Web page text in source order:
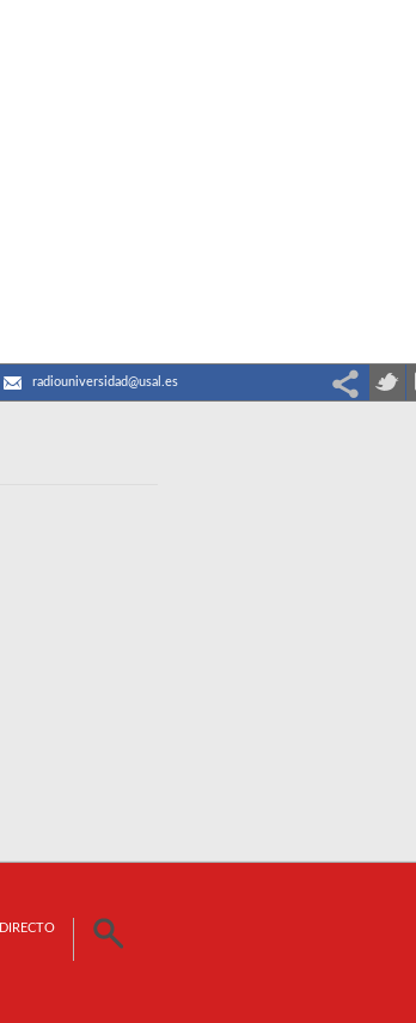
radiouniversidad@usal.es
DIRECTO